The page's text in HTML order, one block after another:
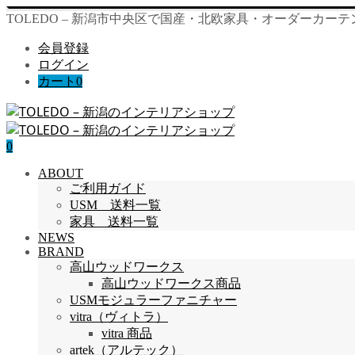
TOLEDO – 新潟市中央区で国産・北欧家具・オーダーカーテ
会員登録
ログイン
カート 0
0
ABOUT
ご利用ガイド
USM 送料一覧
家具 送料一覧
NEWS
BRAND
高山ウッドワークス
高山ウッドワークス商品
USMモジュラーファニチャー
vitra（ヴィトラ）
vitra 商品
artek（アルテック）